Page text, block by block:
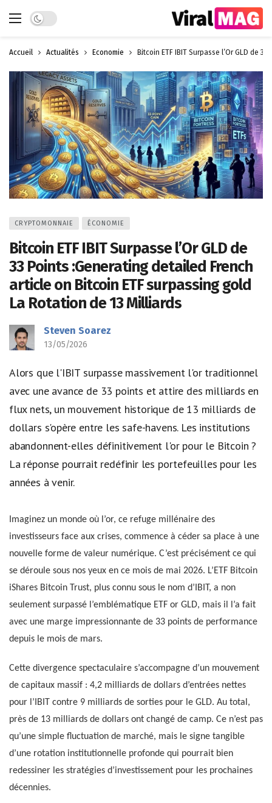
Dark mode
Accueil Actualités Économie Bitcoin ETF IBIT Surpasse l’Or GLD de
CRYPTOMONNAIE ÉCONOMIE
Bitcoin ETF IBIT Surpasse l’Or GLD de
33 Points :Generating detailed French
article on Bitcoin ETF surpassing gold
La Rotation de 13 Milliards
Steven Soarez
13/05/2026
Alors que l'IBIT surpasse massivement l'or traditionnel
avec une avance de 33 points et attire des milliards en
flux nets, un mouvement historique de 13 milliards de
dollars s'opère entre les safe-havens. Les institutions
abandonnent-elles définitivement l'or pour le Bitcoin ?
La réponse pourrait redéfinir les portefeuilles pour les
années à venir.
Imaginez un monde où l’or, ce refuge millénaire des
investisseurs face aux crises, commence à céder sa place à une
nouvelle forme de valeur numérique. C’est précisément ce qui
se déroule sous nos yeux en ce mois de mai 2026. L’ETF Bitcoin
iShares Bitcoin Trust, plus connu sous le nom d’IBIT, a non
seulement surpassé l’emblématique ETF or GLD, mais il l’a fait
avec une marge impressionnante de 33 points de performance
depuis le mois de mars.
Cette divergence spectaculaire s’accompagne d’un mouvement
de capitaux massif : 4,2 milliards de dollars d’entrées nettes
pour l’IBIT contre 9 milliards de sorties pour le GLD. Au total,
près de 13 milliards de dollars ont changé de camp. Ce n’est pas
qu’une simple fluctuation de marché, mais le signe tangible
d’une rotation institutionnelle profonde qui pourrait bien
redessiner les stratégies d’investissement pour les prochaines
décennies.